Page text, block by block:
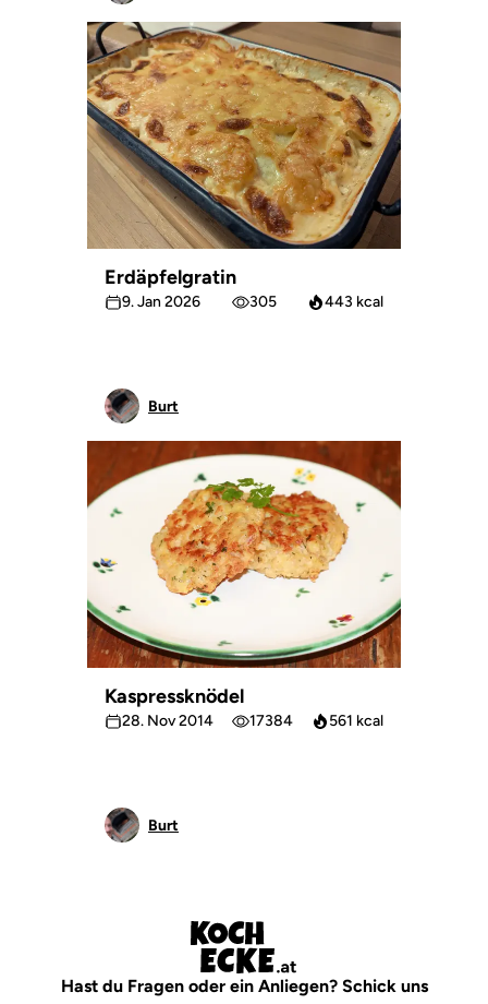
Erdäpfelgratin
9. Jan 2026 305 443 kcal
Burt
Kaspressknödel
28. Nov 2014 17384 561 kcal
Burt
Hast du Fragen oder ein Anliegen? Schick uns